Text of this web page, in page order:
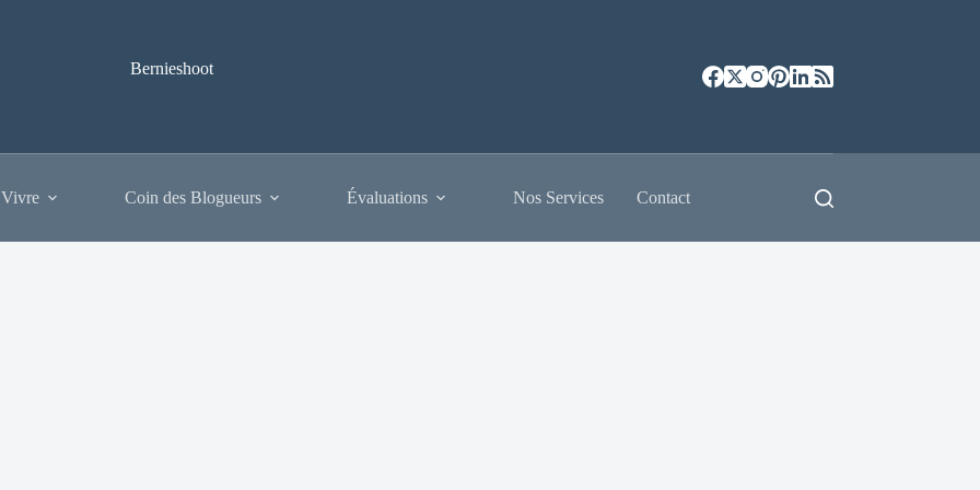
Bernieshoot
Coin des Blogueurs Évaluations Nos Services Contact